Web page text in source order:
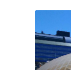
g
r
o
u